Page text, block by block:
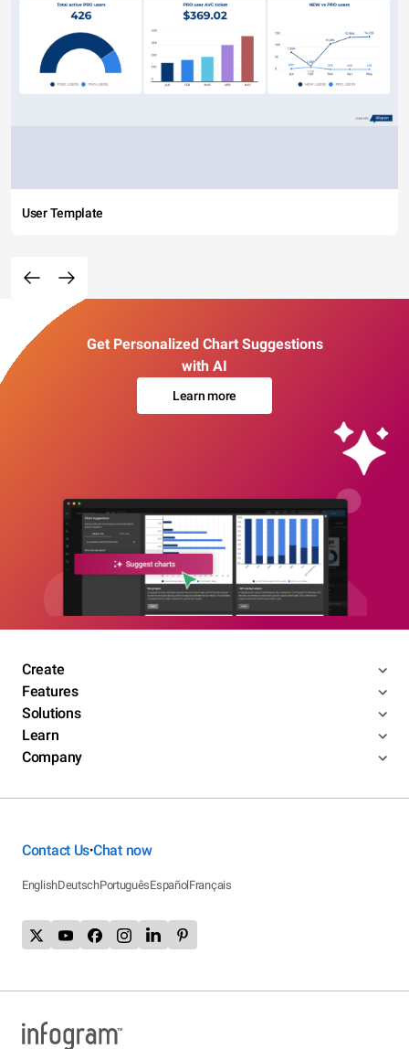
User Template
Get Personalized Chart Suggestions
with AI
Learn more
Create
Features
Solutions
Learn
Company
Contact Us•Chat now
EnglishDeutschPortuguêsEspañolFrançais